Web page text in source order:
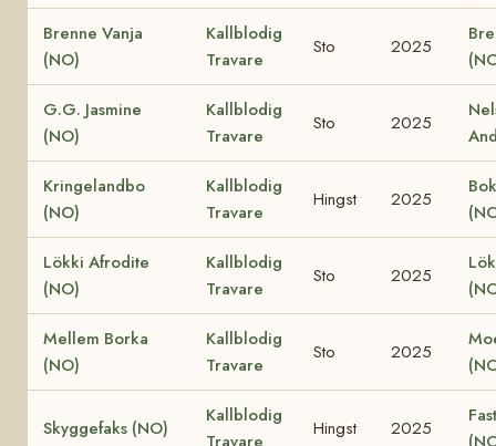
Brenne Vanja
(NO)
Kallblodig
Travare
Sto 2025
G.G. Jasmine
(NO)
Kallblodig
Travare
Sto 2025
Kringelandbo
(NO)
Kallblodig
Travare
Hingst 2025
Lökki Afrodite
(NO)
Kallblodig
Travare
Sto 2025
Mellem Borka
(NO)
Kallblodig
Travare
Sto 2025
Skyggefaks (NO)
Kallblodig
Travare
Hingst 2025